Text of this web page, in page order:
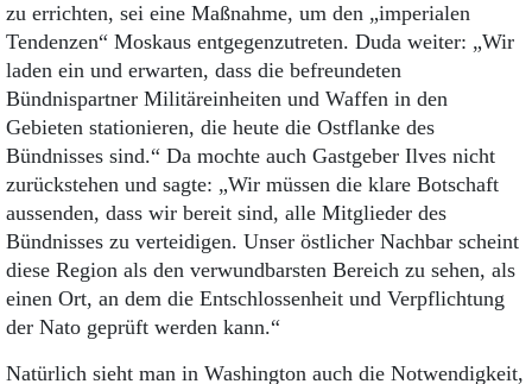
zu errichten, sei eine Maßnahme, um den „imperialen
Tendenzen“ Moskaus entgegenzutreten. Duda weiter: „Wir
laden ein und erwarten, dass die befreundeten
Bündnispartner Militäreinheiten und Waffen in den
Gebieten stationieren, die heute die Ostflanke des
Bündnisses sind.“ Da mochte auch Gastgeber Ilves nicht
zurückstehen und sagte: „Wir müssen die klare Botschaft
aussenden, dass wir bereit sind, alle Mitglieder des
Bündnisses zu verteidigen. Unser östlicher Nachbar scheint
diese Region als den verwundbarsten Bereich zu sehen, als
einen Ort, an dem die Entschlossenheit und Verpflichtung
der Nato geprüft werden kann.“
Natürlich sieht man in Washington auch die Notwendigkeit,